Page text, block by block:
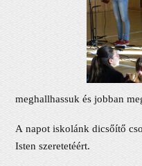
meghallhassuk és jobban
A napot iskolánk dicsőítő
Isten szeretetéért.